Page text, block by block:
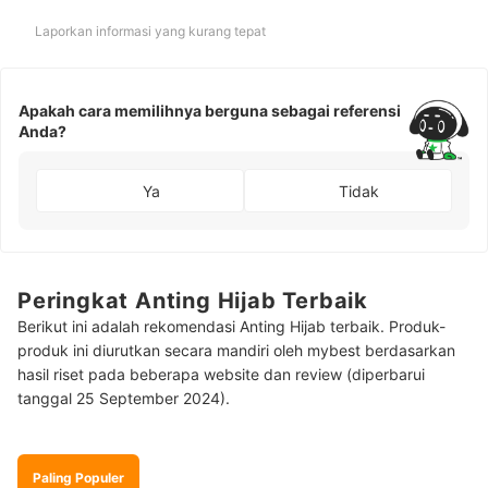
Laporkan informasi yang kurang tepat
Apakah cara memilihnya berguna sebagai referensi
Anda?
Ya Tidak
Peringkat Anting Hijab Terbaik
Berikut ini adalah rekomendasi Anting Hijab terbaik. Produk-
produk ini diurutkan secara mandiri oleh mybest berdasarkan
hasil riset pada beberapa website dan review (diperbarui
tanggal 25 September 2024).
Paling Populer